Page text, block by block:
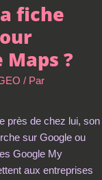
fiche
?
/ Par
près de chez lui, son
sur Google ou
Google My
aux entreprises